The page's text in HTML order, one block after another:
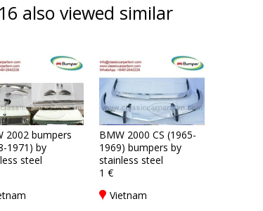
also viewed similar
2002 bumpers
1971) by
steel
BMW 2000 CS (1965-
1969) bumpers by
stainless steel
1 €
Vietnam